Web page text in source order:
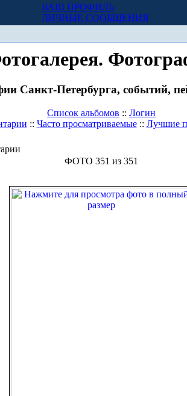
ВАШ ПРОФИЛЬ
ЛИЧНЫЕ СООБЩЕНИЯ
Санкт-Петербурга, событий,
Список альбомов :: Логин
:: Часто просматриваемые:: Лучшие
ФОТО 351 из 351